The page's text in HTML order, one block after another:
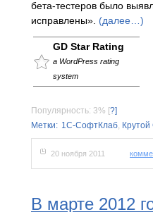
бета-тестеров было
исправлены». (далее…)
GD Star Rating
a WordPress rating
system
Популярность: 3% [?]
Метки: 1С-СофтКлаб,
20 ноября 2011
В марте 2012